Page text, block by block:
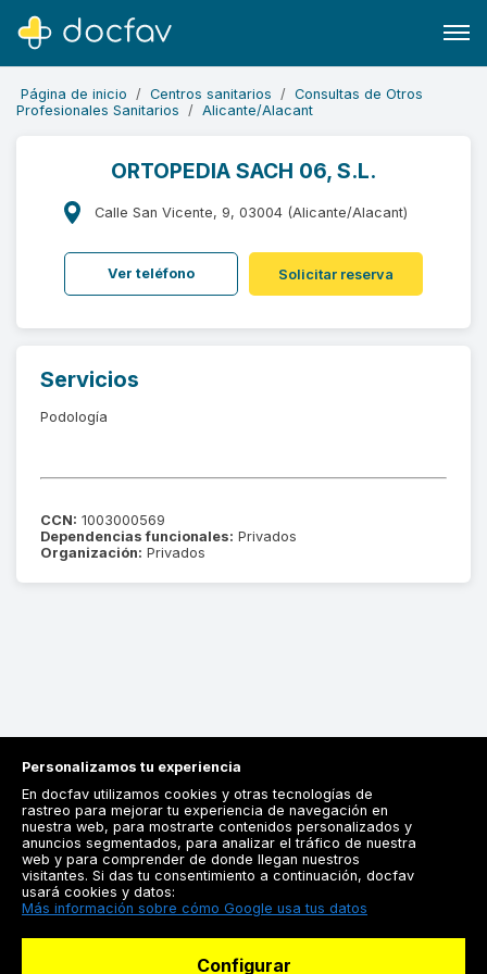
Página de inicio Centros sanitarios
Consultas de Otros
Profesionales Sanitarios
Alicante/Alacant
ORTOPEDIA SACH 06, S.L.
Calle San Vicente, 9, 03004 (Alicante/Alacant)
Ver teléfono Solicitar reserva
Servicios
Podología
CCN: 1003000569
Dependencias funcionales: Privados
Organización: Privados
Registrarse
Docfav
Personalizamos tu experiencia
En docfav utilizamos cookies y otras tecnologías de
rastreo para mejorar tu experiencia de navegación en
nuestra web, para mostrarte contenidos personalizados y
anuncios segmentados, para analizar el tráfico de nuestra
web y para comprender de donde llegan nuestros
visitantes. Si das tu consentimiento a continuación, docfav
usará cookies y datos:
Más información sobre cómo Google usa tus datos
Configurar